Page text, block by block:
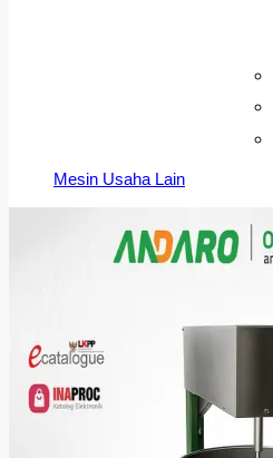
Mesin Usaha Lain